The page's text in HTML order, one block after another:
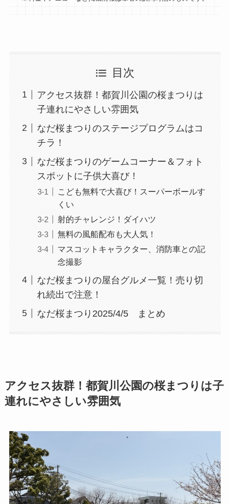
目次
アクセス抜群！都賀川公園の桜まつりは
子連れにやさしい雰囲気
なだ桜まつりのステージプログラムはコ
チラ！
なだ桜まつりのゲームコーナー＆フォト
スポットに子供大喜び！
こども無料で大喜び！スーパーボールす
くい
射的チャレンジ！ダイハツ
無料の風船配布も大人気！
マスコットキャラクター、消防車との記
念撮影
なだ桜まつりの屋台グルメ一覧！売り切
れ続出で注意！
なだ桜まつり2025/4/5 まとめ
アクセス抜群！都賀川公園の桜まつりは子
連れにやさしい雰囲気